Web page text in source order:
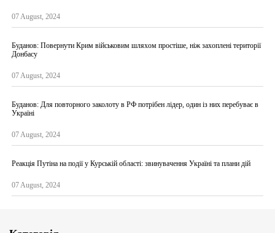
07 August, 2024
Буданов: Повернути Крим військовим шляхом простіше, ніж захоплені території
Донбасу
07 August, 2024
Буданов: Для повторного заколоту в РФ потрібен лідер, один із них перебуває в
Україні
07 August, 2024
Реакція Путіна на події у Курській області: звинувачення Україні та плани дій
07 August, 2024